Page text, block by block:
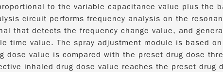
to the variable capacitance value plus the
circuit performs frequency analysis on the
that detects the frequency change value, and
time value. The spray adjustment module is based
dose value is compared with the preset drug dose
inhaled drug dose value reaches the preset drug